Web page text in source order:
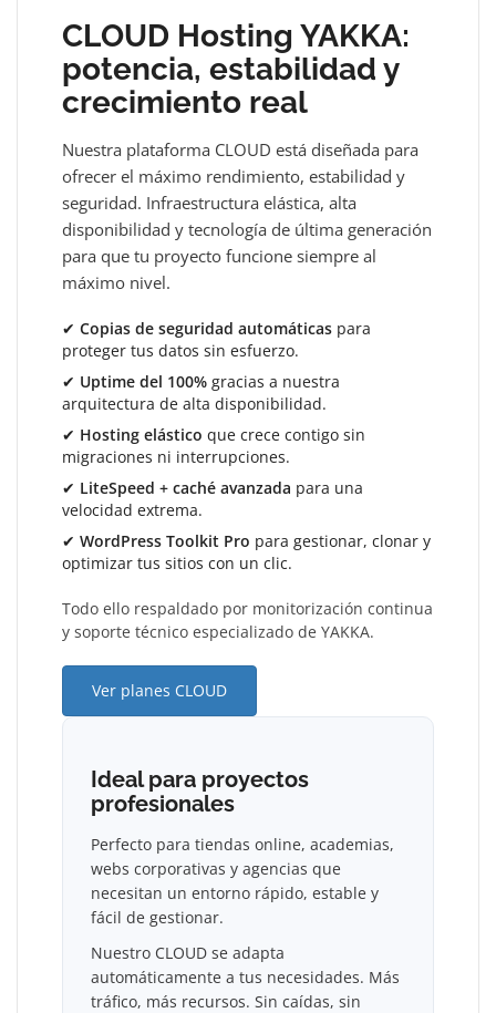
CLOUD Hosting YAKKA:
potencia, estabilidad y
crecimiento real
Nuestra plataforma CLOUD está diseñada para
ofrecer el máximo rendimiento, estabilidad y
seguridad. Infraestructura elástica, alta
disponibilidad y tecnología de última generación
para que tu proyecto funcione siempre al
máximo nivel.
✔ Copias de seguridad automáticas para
proteger tus datos sin esfuerzo.
✔ Uptime del 100% gracias a nuestra
arquitectura de alta disponibilidad.
✔ Hosting elástico que crece contigo sin
migraciones ni interrupciones.
✔ LiteSpeed + caché avanzada para una
velocidad extrema.
✔ WordPress Toolkit Pro para gestionar, clonar y
optimizar tus sitios con un clic.
Todo ello respaldado por monitorización continua
y soporte técnico especializado de YAKKA.
Ver planes CLOUD
Ideal para proyectos
profesionales
Perfecto para tiendas online, academias,
webs corporativas y agencias que
necesitan un entorno rápido, estable y
fácil de gestionar.
Nuestro CLOUD se adapta
automáticamente a tus necesidades. Más
tráfico, más recursos. Sin caídas, sin